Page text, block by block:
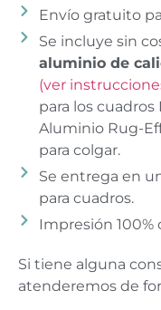
Envío gratuito
Se incluye sin
aluminio de
(ver
para los
Aluminio Rug-
para colgar.
Se entrega en
para cuadros.
Impresión 100%
Si tiene alguna
atenderemos de